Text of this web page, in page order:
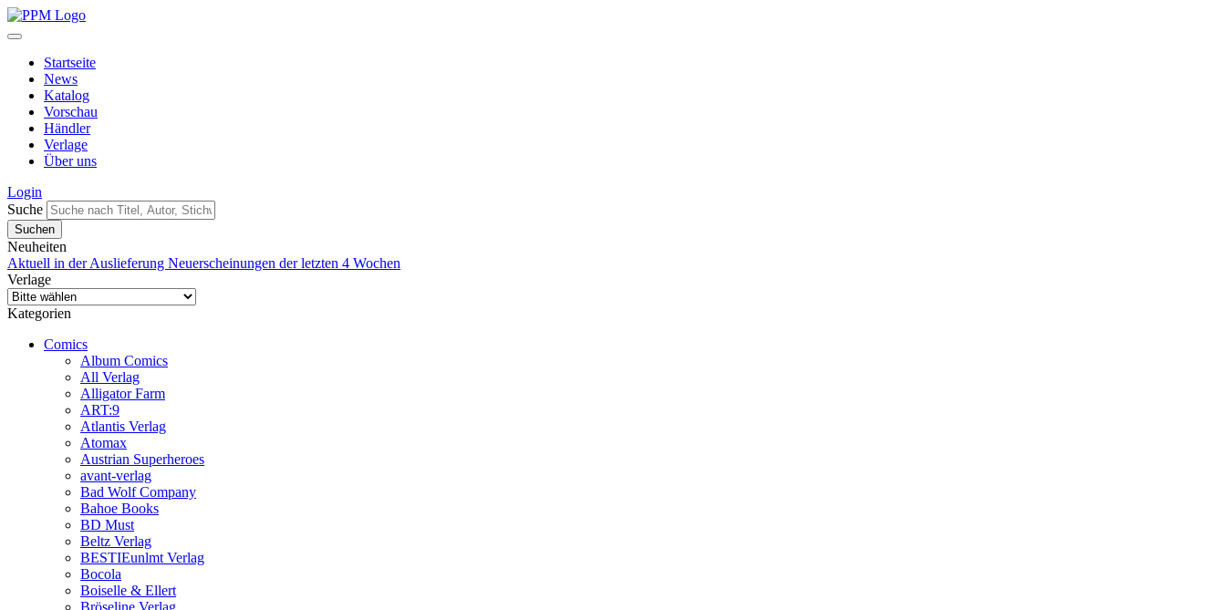
Startseite
News
Katalog
Vorschau
Händler
Verlage
Über uns
Login
Suche
Neuheiten
Aktuell in der Auslieferung Neuerscheinungen der letzten 4 Wochen
Verlage
Kategorien
Comics
Album Comics
All Verlag
Alligator Farm
ART:9
Atlantis Verlag
Atomax
Austrian Superheroes
avant-verlag
Bad Wolf Company
Bahoe Books
BD Must
Beltz Verlag
BESTIEunlmt Verlag
Bocola
Boiselle & Ellert
Bröseline Verlag